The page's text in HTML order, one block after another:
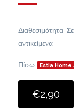
Διαθεσιμότητα:
αντικείμενα
Πίσω Estia Home
€2,90